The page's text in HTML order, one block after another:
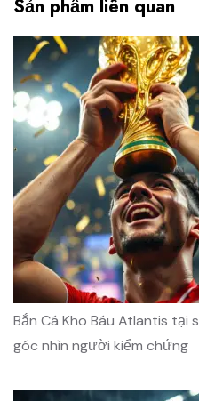
Sản phẩm liên quan
Bắn Cá Kho Báu Atlantis tại
góc nhìn người kiểm chứng